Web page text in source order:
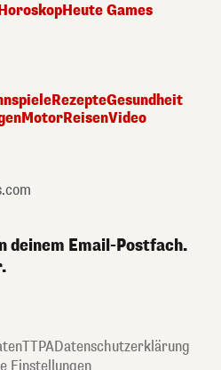
Heute Games
RezepteGesundheit
MotorReisenVideo
deinem Email-Postfach.
TTPADatenschutzerklärung
Einstellungen